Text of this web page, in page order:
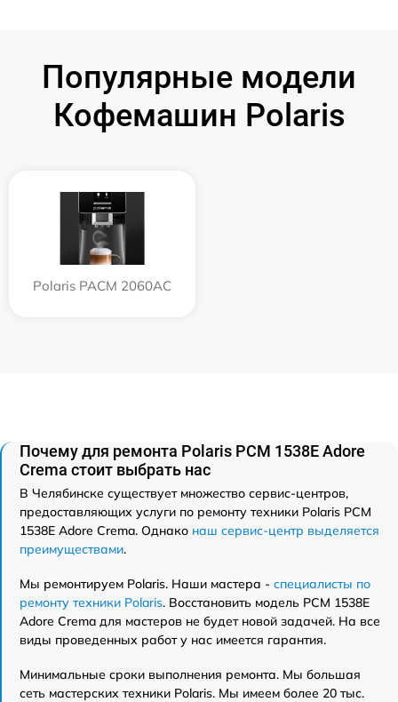
Популярные модели
Кофемашин Polaris
Polaris PACM 2060AC
Почему для ремонта Polaris PCM 1538E Adore
Crema стоит выбрать нас
В Челябинске существует множество сервис-центров,
предоставляющих услуги по ремонту техники Polaris PCM
1538E Adore Crema. Однако наш сервис-центр выделяется
преимуществами.
Мы ремонтируем Polaris. Наши мастера - специалисты по
ремонту техники Polaris. Восстановить модель PCM 1538E
Adore Crema для мастеров не будет новой задачей. На все
виды проведенных работ у нас имеется гарантия.
Минимальные сроки выполнения ремонта. Мы большая
сеть мастерских техники Polaris. Мы имеем более 20 тыс.